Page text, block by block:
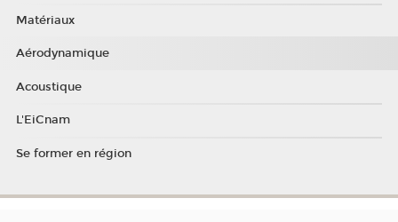
Matériaux
Aérodynamique
Acoustique
L'EiCnam
Se former en région